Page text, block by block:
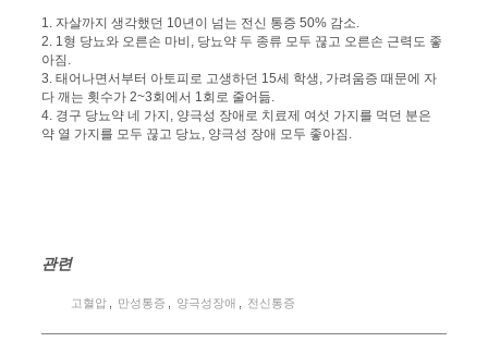
1. 자살까지 생각했던 10년이 넘는 전신 통증 50% 감소.
2. 1형 당뇨와 오른손 마비, 당뇨약 두 종류 모두 끊고 오른손 근력도 좋
아짐.
3. 태어나면서부터 아토피로 고생하던 15세 학생, 가려움증 때문에 자
다 깨는 횟수가 2~3회에서 1회로 줄어듦.
4. 경구 당뇨약 네 가지, 양극성 장애로 치료제 여섯 가지를 먹던 분은
약 열 가지를 모두 끊고 당뇨, 양극성 장애 모두 좋아짐.
관련
고혈압 만성통증 양극성장애 전신통증